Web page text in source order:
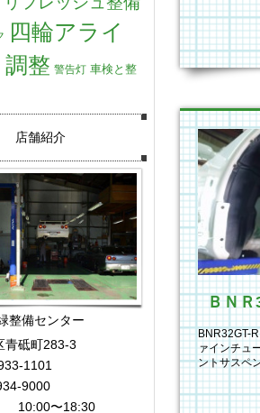
BNR32GT-
ァインチュ
ントサスペ
スペンシ
四輪アライ
調整 警告灯 車検と整
店舗紹介
整備センター
青砥町283-3
1101
9000
10:00〜18:30